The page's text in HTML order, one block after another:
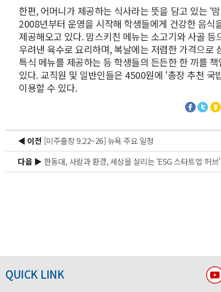
한편, 어머니가 제공하는 식사라는 뜻을 담고 있는 ‘
2008년부터 운영을 시작해 학생들에게 건강한 음식
제공해오고 있다. 맘스키친 메뉴는 소고기와 사골 등
우려낸 육수로 요리하며, 복날에는 저렴한 가격으로
특식 메뉴를 제공하는 등 학생들의 든든한 한 끼를
있다. 교직원 및 일반인들은 4500원에 ‘총장 추천 국
이용할 수 있다.
◀ 이전 [미주출장 9.22~26] 뉴욕 주요 일정
다음 ▶ 한동대, 사람과 환경, 세상을 살리는 ‘ESG 스타트업 허브
QUICK LINK